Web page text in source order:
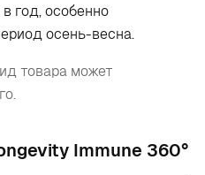
год, особенно
осень-весна.
товара может
Immune 360°